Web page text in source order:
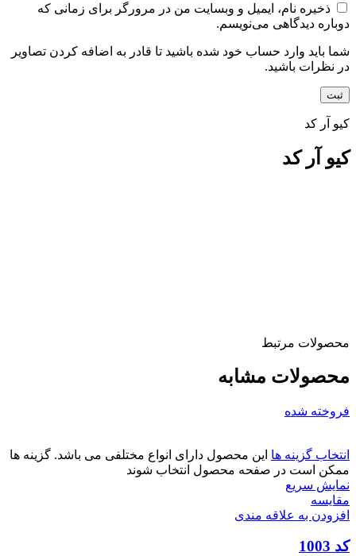
ذخیره نام، ایمیل و وبسایت من در مرورگر برای زمانی که
دوباره دیدگاهی می‌نویسم.
شما باید وارد حساب خود شده باشید تا قادر به اضافه کردن تصاویر
در نظرات باشید.
کیو آر کد
کیو آر کد
محصولات مرتبط
محصولات مشابه
فروخته شده
انتخاب گزینه ها این محصول دارای انواع مختلفی می باشد. گزینه ها
ممکن است در صفحه محصول انتخاب شوند
نمایش سریع
مقايسه
افزودن به علاقه مندی
کد 1003